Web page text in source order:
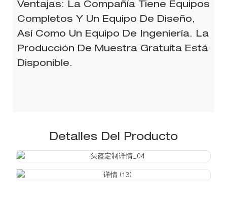
Ventajas: La Compañía Tiene Equipos
Completos Y Un Equipo De Diseño,
Así Como Un Equipo De Ingeniería. La
Producción De Muestra Gratuita Está
Disponible.
Detalles Del Producto